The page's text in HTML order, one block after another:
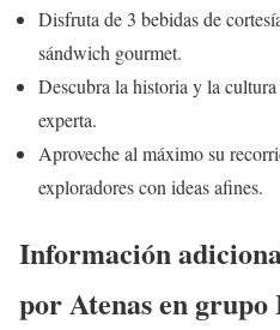
Disfruta de 3 bebidas de
sándwich gourmet.
Descubra la historia y la
experta.
Aproveche al máximo su
exploradores con ideas afines.
Información
por Atenas en